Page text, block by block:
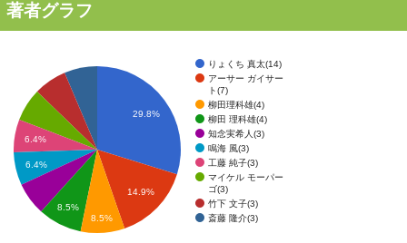
著者グラフ
りょくち 真太(14)
アーサー ガイサー
ト(7)
柳田理科雄(4)
柳田 理科雄(4)
知念実希人(3)
鳴海 風(3)
工藤 純子(3)
マイケル モーパー
ゴ(3)
竹下 文子(3)
斎藤 隆介(3)
29.8%
14.9%
6.4%
6.4%
8.5%
8.5%